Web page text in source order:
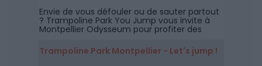
Envie de vous défouler ou de sauter partout
? Trampoline Park You Jump vous invite à
Montpellier Odysseum pour profiter des
trampolines mais aussi du parcours Ninja.
Trampoline Park Montpellier - Let's jump !